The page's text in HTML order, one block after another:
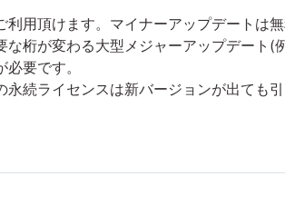
利用頂けます。マイナーアップデー
な桁が変わる大型メジャーアップデー
要です。
永続ライセンスは新バージョンが出て